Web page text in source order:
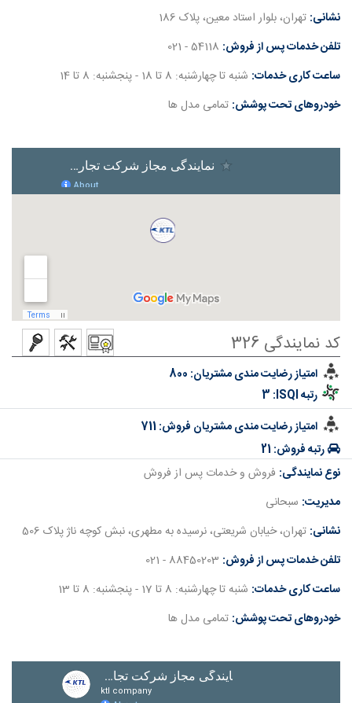
نشانی: تهران، بلوار استاد معین، پلاک 186
تلفن خدمات پس از فروش:
ساعت کاری خدمات: شنبه تا چهارشنبه: 8 تا 18 - پنجشنبه: 8 تا 14
خودروهای تحت پوشش: تمامی مدل ها
کد نمایندگی 326
امتیاز رضایت مندی مشتریان:
رتبه ISQI:
3
امتیاز رضایت مندی مشتریان فروش:
رتبه فروش:21
نوع نمایندگی: فروش و خدمات پس از فروش
مدیریت: سبحانی
نشانی: تهران، خيابان شریعتی، نرسيده به مطهری، نبش کوچه ناژ پلاک 506
تلفن خدمات پس از فروش:
ساعت کاری خدمات: شنبه تا چهارشنبه: 8 تا 17 - پنجشنبه: 8 تا 13
خودروهای تحت پوشش: تمامی مدل ها